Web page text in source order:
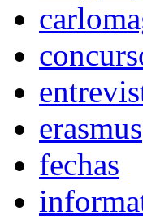
erasmus
fechas